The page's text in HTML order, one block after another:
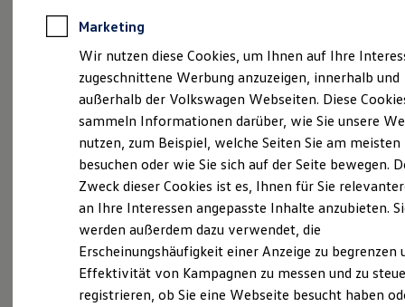
Anpfiff zum Gewinn
Elektroautos
ID. Tutorials
Elektrofahrzeugkonzepte
Reichweite
Reichweite der ID. Modelle
Reichweite im Winter
Laden
Laden unterwegs
Laden Zuhause
Ladezeitensimulator
Batterie
Sicherheit
(Impressum & Rechtliches)
Probefahrt vereinbaren
Marketing
Wir nutzen diese Cookies, um Ihnen auf Ihre
zugeschnittene Werbung anzuzeigen, innerhalb und
außerhalb der Volkswagen Webseiten. Diese
sammeln Informationen darüber, wie Sie unsere
nutzen, zum Beispiel, welche Seiten Sie am meisten
besuchen oder wie Sie sich auf der Seite bewegen.
Zweck dieser Cookies ist es, Ihnen für Sie
an Ihre Interessen angepasste Inhalte anzubieten.
werden außerdem dazu verwendet, die
Erscheinungshäufigkeit einer Anzeige zu begrenzen
Effektivität von Kampagnen zu messen und zu
registrieren, ob Sie eine Webseite besucht haben